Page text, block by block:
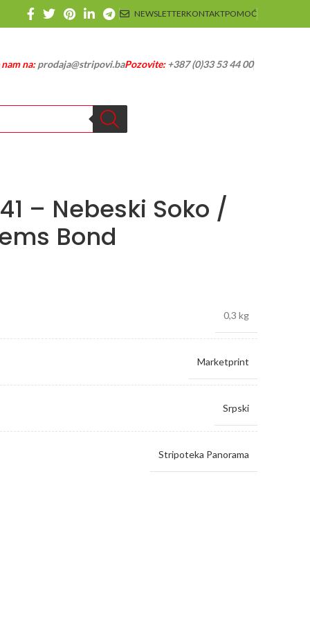
NEWSLETTERKONTAKTPOMOĆ
na:prodaja@stripovi.baPozovite:+387 (0)33 53 44 00
– Nebeski Soko /
Bond
0,3 kg
Marketprint
Srpski
Stripoteka Panorama